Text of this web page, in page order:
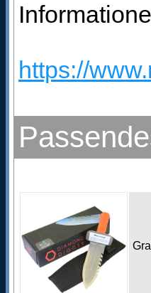
https://